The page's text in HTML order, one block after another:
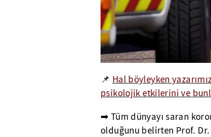
📌 Hal böyleyken
psikolojik etkilerini ve
➡ Tüm dünyayı saran
olduğunu belirten Prof. Dr.